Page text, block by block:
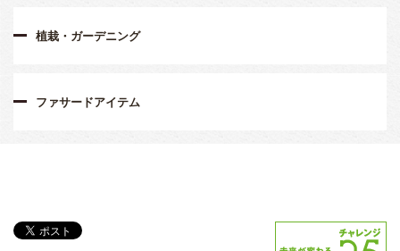
植栽・ガーデニング
ファサードアイテム